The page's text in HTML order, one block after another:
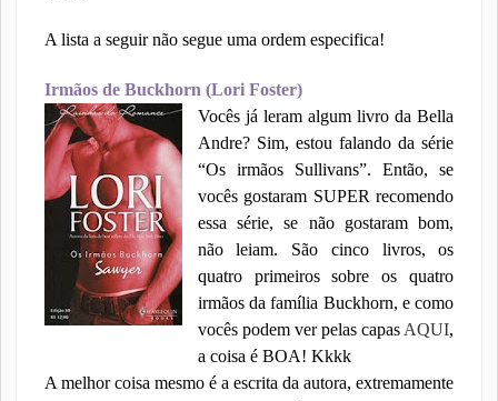
A lista a seguir não segue uma ordem especifica!
Irmãos de Buckhorn (Lori Foster)
Vocês já leram algum livro da Bella
Andre? Sim, estou falando da série
“Os irmãos Sullivans”. Então, se
vocês gostaram SUPER recomendo
essa série, se não gostaram bom,
não leiam. São cinco livros, os
quatro primeiros sobre os quatro
irmãos da família Buckhorn, e como
vocês podem ver pelas capas AQUI,
a coisa é BOA! Kkkk
A melhor coisa mesmo é a escrita da autora, extremamente